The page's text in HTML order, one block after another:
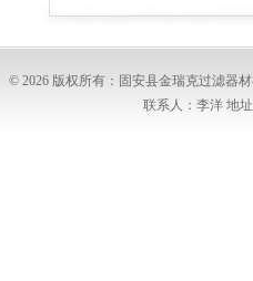
© 2026 版权所有：固安县金瑞克过滤器
联系人：李洋 地